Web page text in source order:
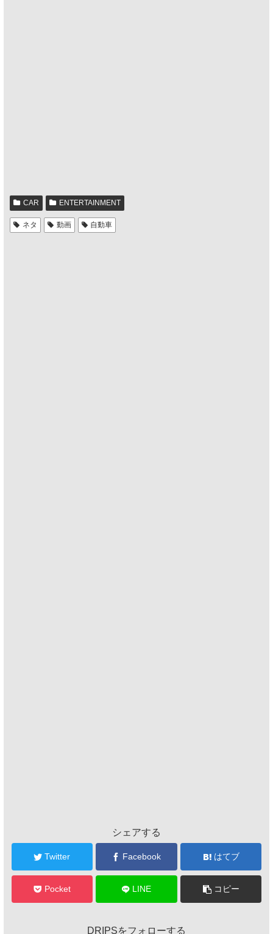
CAR ENTERTAINMENT
ネタ 動画 自動車
シェアする
Twitter Facebook はてブ
Pocket LINE コピー
DRIPSをフォローする